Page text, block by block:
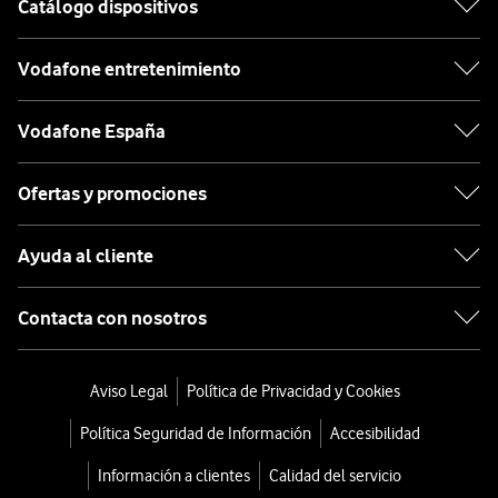
Catálogo dispositivos
Vodafone entretenimiento
Vodafone España
Ofertas y promociones
Ayuda al cliente
Contacta con nosotros
Aviso Legal Política de Privacidad y Cookies
Política Seguridad de Información Accesibilidad
Información a clientes Calidad del servicio